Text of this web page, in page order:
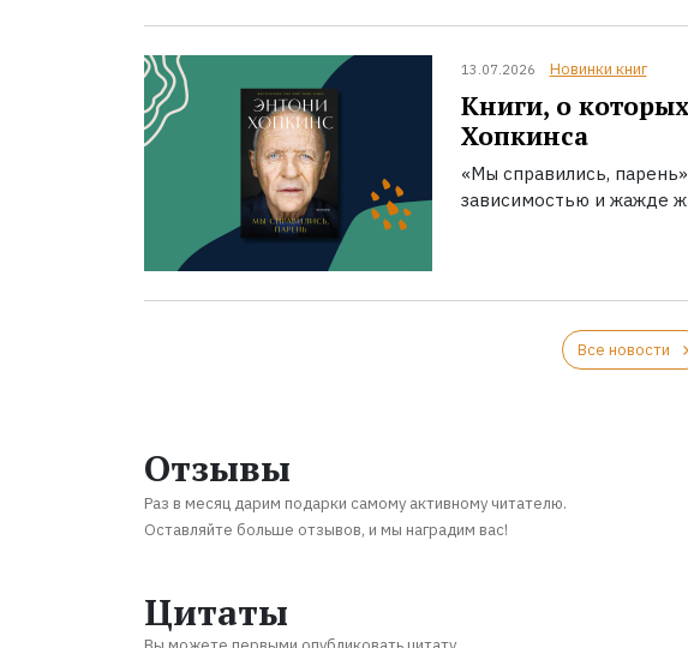
13.07.2026 Новинки книг
Книги, о
Хопкинса
«Мы справились,
зависимостью и жажде
Все новости
Отзывы
Раз в месяц дарим подарки самому активному читателю.
Оставляйте больше отзывов, и мы наградим вас!
Цитаты